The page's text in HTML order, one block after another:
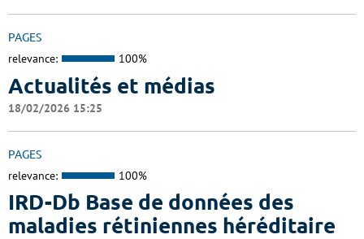
PAGES
relevance: 100%
Actualités et médias
18/02/2026 15:25
PAGES
relevance: 100%
IRD-Db Base de données des
maladies rétiniennes héréditaire